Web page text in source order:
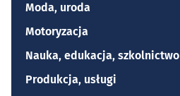
Moda, uroda
Motoryzacja
Nauka, edukacja, szkolnictwo
Produkcja, usługi